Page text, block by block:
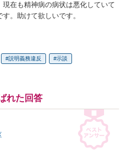
在も精神病の病状は悪化していて
。助けて欲しいです。
説明義務違反 示談
れた回答